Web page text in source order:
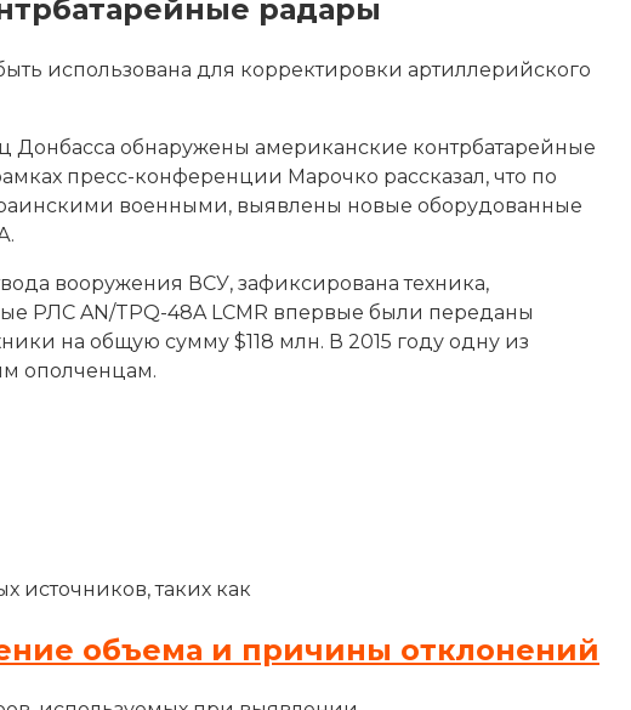
радары
использована для корректировки артиллерийского
Донбасса обнаружены американские контрбатарейные
пресс-конференции Марочко рассказал, что по
военными, выявлены новые оборудованные
вооружения ВСУ, зафиксирована техника,
РЛС AN/TPQ-48A LCMR впервые были переданы
на общую сумму $118 млн. В 2015 году одну из
ополченцам.
источников, таких как
объема и причины отклонений